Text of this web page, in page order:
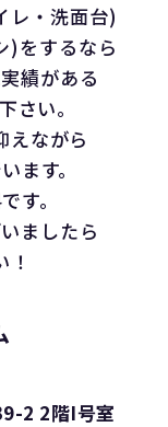
レ・洗面台)
)をするなら
績がある
さい。
えながら
ます。
す。
ましたら
2 2階I号室